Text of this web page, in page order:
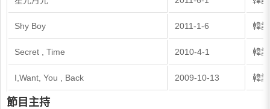
Shy Boy 2011-1-6 韓語
Secret , Time 2010-4-1 韓語
I,Want, You , Back 2009-10-13 韓語
節目主持